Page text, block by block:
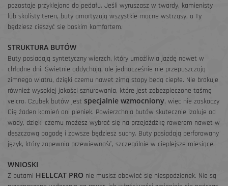
pozostaje przyklejona do pedału. Jeśli wyruszasz w twardy, kamienisty
lub skalisty teren, buty amortyzują wszystkie mocne wstrząsy, a Ty
będziesz cieszyć się boskim komfortem.
STRUKTURA BUTÓW
Buty posiadają syntetyczny wierzch, który umożliwia jazdę nawet w
chłodne dni. Świetnie oddychają, ale jednocześnie nie przepuszczają
zimnego wiatru, dzięki czemu nawet zimą stopy będą ciepłe. Nie brakuje
również wysokiej jakości sznurowania, które jest zabezpieczone taśmą
velcro. Czubek butów jest specjalnie wzmocniony, więc nie zaskoczy
Cię żaden kamień ani pieniek. Powierzchnia butów skutecznie izoluje od
wody, dzięki czemu możesz wybrać się na przejażdżkę rowerem nawet w
deszczową pogodę i zawsze będziesz suchy. Buty posiadają perforowany
język, który zapewnia przewiewność, szczególnie w cieplejsze miesiące.
WNIOSKI
Z butami HELLCAT PRO nie musisz obawiać się niespodzianek. Nie są